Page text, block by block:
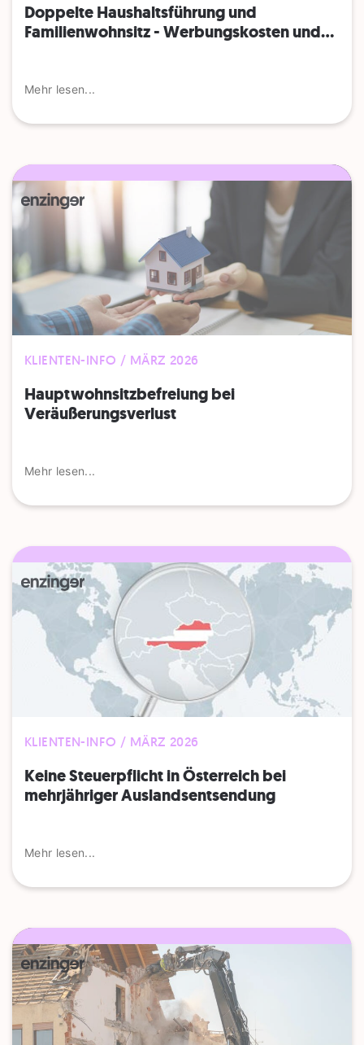
Doppelte Haushaltsführung und
Familienwohnsitz - Werbungskosten und...
Mehr lesen...
KLIENTEN-INFO / MÄRZ 2026
Hauptwohnsitzbefreiung bei
Veräußerungsverlust
Mehr lesen...
KLIENTEN-INFO / MÄRZ 2026
Keine Steuerpflicht in Österreich bei
mehrjähriger Auslandsentsendung
Mehr lesen...